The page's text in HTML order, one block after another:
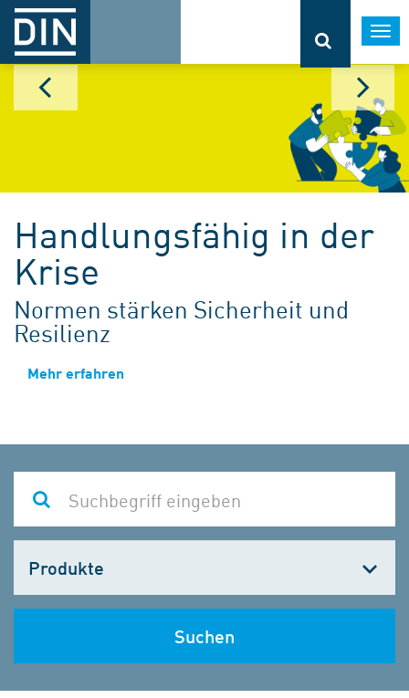
Handlungsfähig in der
Krise
Normen stärken Sicherheit und
Resilienz
Mehr erfahren
wählen
Suchen